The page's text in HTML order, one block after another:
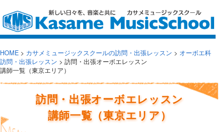
HOME > カサメミュージックスクールの訪問・出張レッスン > オーボエ科
訪問・出張レッスン > 訪問・出張オーボエレッスン
講師一覧（東京エリア）
訪問・出張オーボエレッスン
講師一覧（東京エリア）